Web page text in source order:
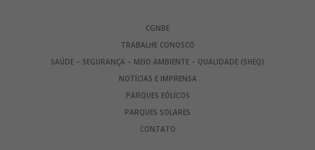
CGNBE
TRABALHE CONOSCO
SAÚDE – SEGURANÇA – MEIO AMBIENTE – QUALIDADE (SHEQ)
NOTÍCIAS E IMPRENSA
PARQUES EÓLICOS
PARQUES SOLARES
CONTATO